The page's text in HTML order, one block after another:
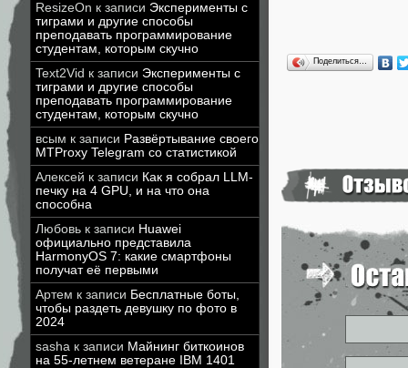
ResizeOn к записи Эксперименты с
тиграми и другие способы
преподавать программирование
студентам, которым скучно
Text2Vid к записи Эксперименты с
тиграми и другие способы
преподавать программирование
студентам, которым скучно
всым к записи Развёртывание своего
MTProxy Telegram со статистикой
Алексей к записи Как я собрал LLM-
печку на 4 GPU, и на что она
способна
Любовь к записи Huawei
официально представила
HarmonyOS 7: какие смартфоны
получат её первыми
Артем к записи Бесплатные боты,
чтобы раздеть девушку по фото в
2024
sasha к записи Майнинг биткоинов
на 55-летнем ветеране IBM 1401
Поделиться…